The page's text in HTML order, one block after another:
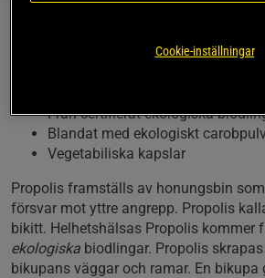
Propolis skyddar bisamhället mot yttre
Från certifierat ekologiska
Blandat med ekologiskt
Vegetabiliska kapslar
Propolis framställs av honungsbin
försvar mot yttre angrepp. Propolis
bikitt. Helhetshälsas Propolis kommer
ekologiska biodlingar. Propolis
bikupans väggar och ramar. En bikupa
Cookie-inställningar